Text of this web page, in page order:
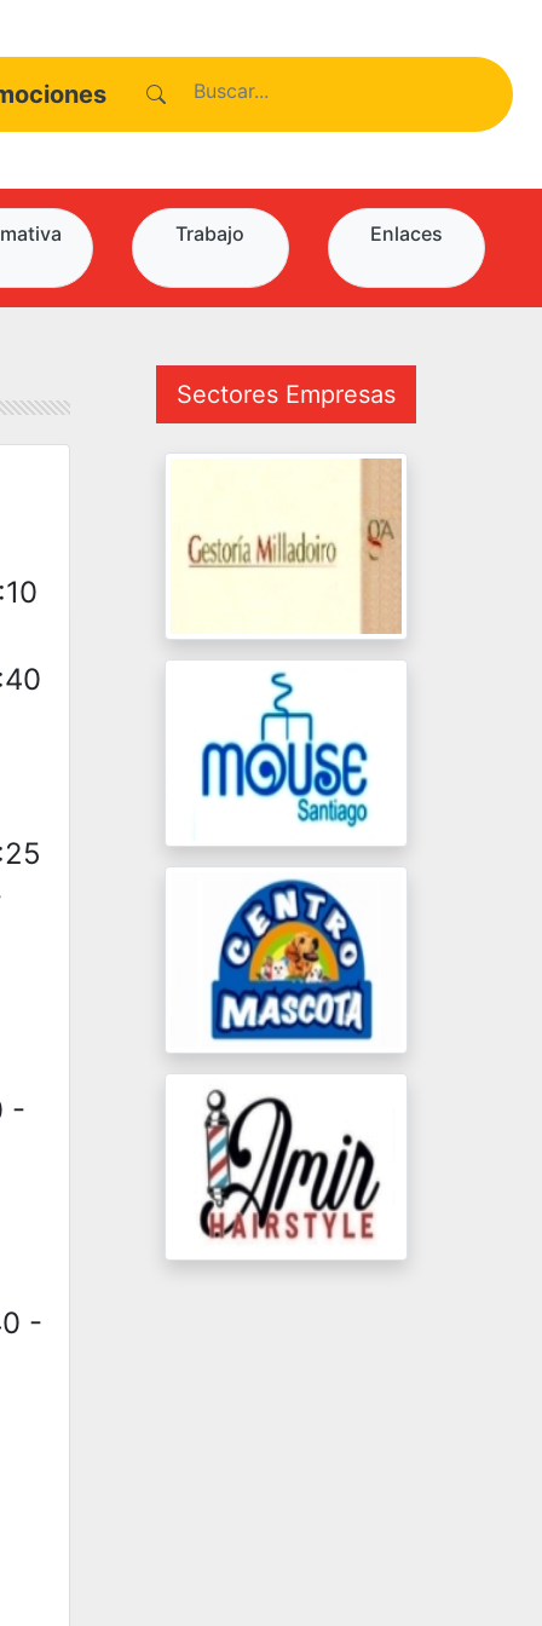
Trabajo Enlaces
-
-
Sectores Empresas